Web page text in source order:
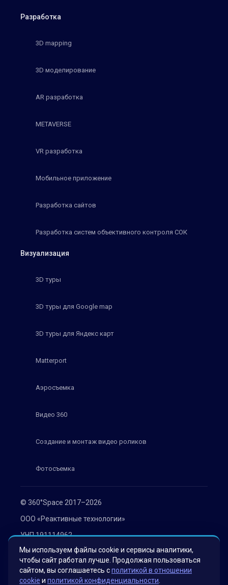
© 360°Space 2017–2026
ООО «Реактивные технологии»
УНП 191114962
г. Минск, ул. Мележа 1, офис 402
Политика конфиденциальности
Разработка
3D mapping
3D моделирование
AR разработка
METAVERSE
VR разработка
Мобильное приложение
Разработка сайтов
Разработка систем объективного контроля СОК
Визуализация
3D туры
3D туры для Google map
3D туры для Яндекс карт
Matterport
Аэросъемка
Видео 360
Создание и монтаж видео роликов
Фотосъемка
Мы используем файлы cookie и сервисы аналитики,
чтобы сайт работал лучше. Продолжая пользоваться
сайтом, вы соглашаетесь сполитикой в отношении
cookie и политикой конфиденциальности